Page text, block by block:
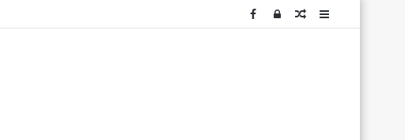
Sidebar
Articolo
Log
Facebook